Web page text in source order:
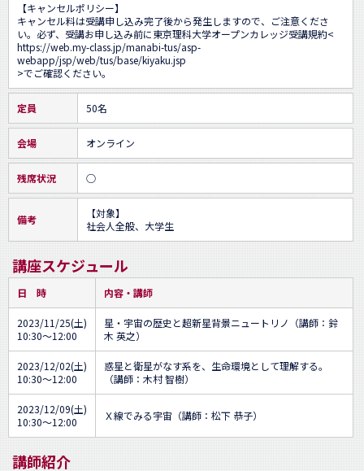
【キャンセルポリシー】
キャンセル料は受講申し込み完了後から発生しますので、ご注意くださ
い。必ず、受講お申し込み前に東京理科大学オープンカレッジ受講規約<
https://web.my-class.jp/manabi-tus/asp-
webapp/jsp/web/tus/base/kiyaku.jsp
>でご確認ください。
定員 50名
会場 オンライン
残席状況 ○
備考
【対象】
社会人全般、大学生
講座スケジュール
日 時 内容・講師
2023/11/25(土)
10:30～12:00
星・宇宙の歴史と超新星背景ニュートリノ（講師：鈴
木 英之）
2023/12/02(土)
10:30～12:00
惑星と衛星がなす系を、生命環境として理解する。
（講師：木村 智樹）
2023/12/09(土)
10:30～12:00
Ｘ線でみる宇宙（講師：松下 恭子）
講師紹介